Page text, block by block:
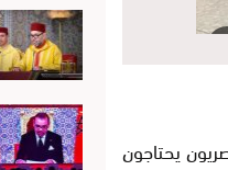
يحتاجون